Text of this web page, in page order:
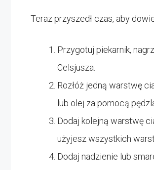
Teraz przyszedł czas, aby
Przygotuj piekarnik,
Celsjusza.
Rozłóż jedną warstwę
lub olej za pomocą
Dodaj kolejną warstwę
użyjesz wszystkich
Dodaj nadzienie lub